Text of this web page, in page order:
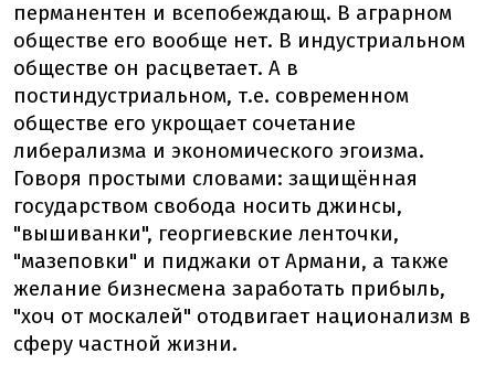
перманентен и всепобеждающ. В аграрном
обществе его вообще нет. В индустриальном
обществе он расцветает. А в
постиндустриальном, т.е. современном
обществе его укрощает сочетание
либерализма и экономического эгоизма.
Говоря простыми словами: защищённая
государством свобода носить джинсы,
"вышиванки", георгиевские ленточки,
"мазеповки" и пиджаки от Армани, а также
желание бизнесмена заработать прибыль,
"хоч от москалей" отодвигает национализм в
сферу частной жизни.